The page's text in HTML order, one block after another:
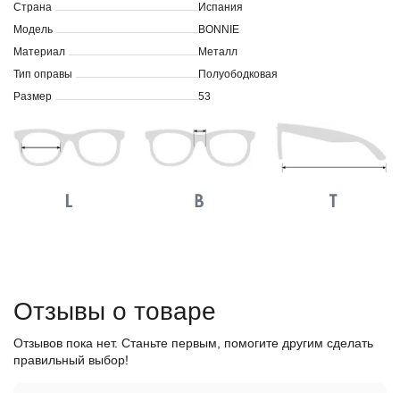
Страна
Испания
Модель
BONNIE
Материал
Металл
Тип оправы
Полуободковая
Размер
53
Отзывы о товаре
Отзывов пока нет. Станьте первым, помогите другим сделать
правильный выбор!